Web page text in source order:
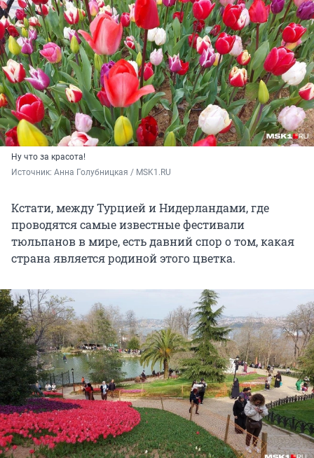
Ну что за красота!
Источник: Анна Голубницкая / MSK1.RU
Кстати, между Турцией и Нидерландами, где
проводятся самые известные фестивали
тюльпанов в мире, есть давний спор о том, какая
страна является родиной этого цветка.